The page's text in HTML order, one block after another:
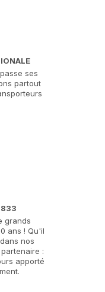
ses
partout
grands
ans ! Qu'il
nos
:
apporté